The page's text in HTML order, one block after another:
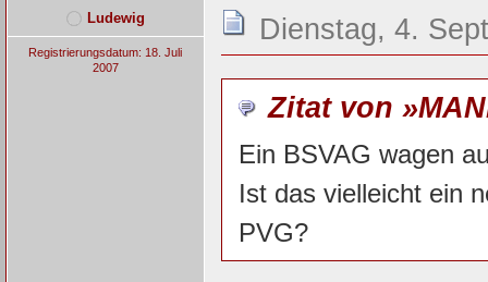
Ludewig
Registrierungsdatum: 18. Juli
2007
Dienstag, 4.
Zitat von
Ein BSVAG wagen
Ist das vielleicht ein
PVG?